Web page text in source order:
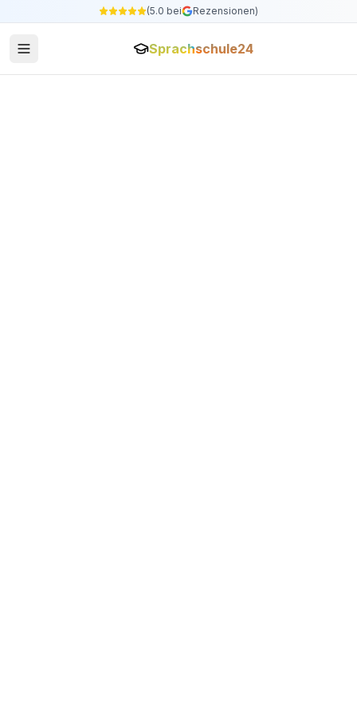
(5.0 bei Rezensionen)
Sprachschule24